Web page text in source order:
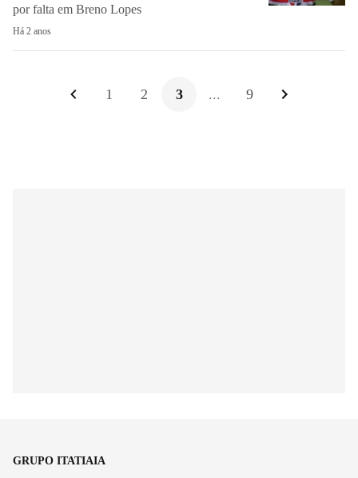
por falta em Breno Lopes
Há 2 anos
1 2 3 ... 9
GRUPO ITATIAIA